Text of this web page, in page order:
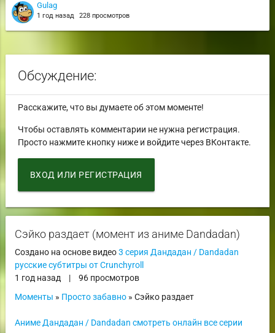
Gulag
1 год назад 228 просмотров
Обсуждение:
Расскажите, что вы думаете об этом моменте!
Чтобы оставлять комментарии не нужна регистрация.
Просто нажмите кнопку ниже и войдите через ВКонтакте.
ВХОД ИЛИ РЕГИСТРАЦИЯ
Сэйко раздает (момент из аниме Dandadan)
Создано на основе видео3 серия Дандадан / Dandadan
русские субтитры от Crunchyroll
1 год назад
|
96 просмотров
Моменты » Просто забавно» Сэйко раздает
Аниме Дандадан / Dandadan смотреть онлайн все серии